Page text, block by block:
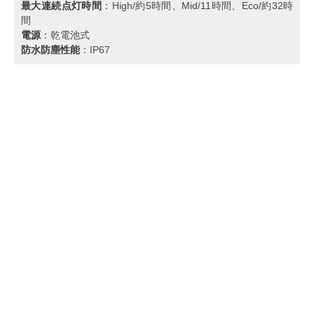
最大連続点灯時間 ：High/約5時間、Mid/11時間、Eco/約32時
間
電源 ：乾電池式
防水防塵性能：IP67